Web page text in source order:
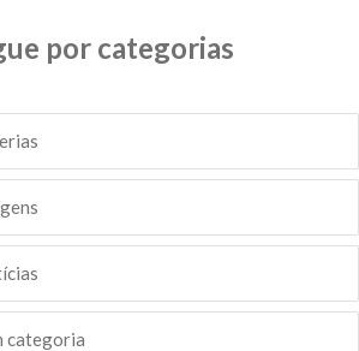
por categorias
categoria